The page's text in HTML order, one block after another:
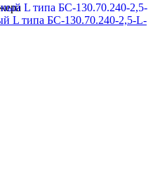
L типа БС-130.70.240-2,5-L-